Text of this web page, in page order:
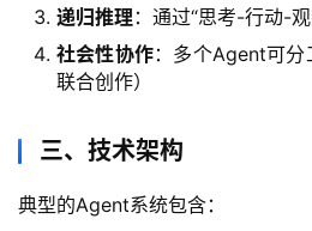
递归推理 ：通过“思考-行动-
社会性协作：多个Agent可分
联合创作）
三、技术架构
典型的Agent系统包含：